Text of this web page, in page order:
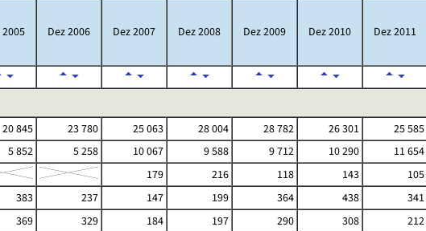
2005 Dez 2006 Dez 2007 Dez 2008 Dez 2009 Dez 2010 Dez 2011
20 845 23 780 25 063 28 004 28 782 26 301
25 585
5 852 5 258 10 067 9 588 9 712 10 290
11 654
179 216 118 143
105
383 237 147 199 364 438
341
369 329 184 197 290 308
212